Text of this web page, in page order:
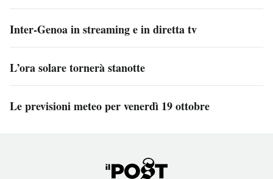
Inter-Genoa in streaming e in diretta tv
L’ora solare tornerà stanotte
Le previsioni meteo per venerdì 19 ottobre